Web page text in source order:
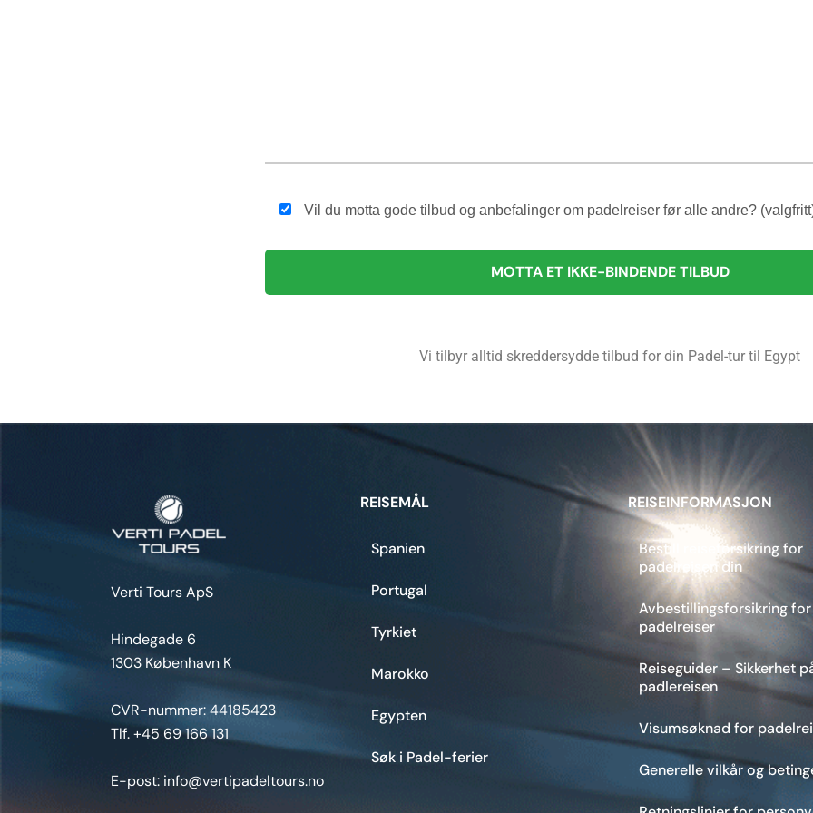
Vil du motta gode tilbud og anbefalinger om padelreiser før alle andre?
Vi tilbyr alltid skreddersydde tilbud for din Padel-tur til Egypt
Verti Tours ApS
Hindegade 6
1303 København K
CVR-nummer: 44185423
Tlf. +45 69 166 131
E-post: info@vertipadeltours.no
REISEMÅL
Spanien
Portugal
Tyrkiet
Marokko
Egypten
Søk i Padel-ferier
REISEINFORMASJON
Bestill reiseforsikring for
padelreisen din
Avbestillingsforsikring for
padelreiser
Reiseguider – Sikkerhet
padlereisen
Visumsøknad for
Generelle vilkår og